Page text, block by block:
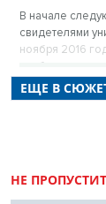
В начале
свидетелями
ноября 2016
приблизится
ЕЩЕ В
НЕ